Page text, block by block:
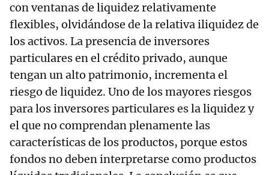
con ventanas de liquidez relativamente
flexibles, olvidándose de la relativa iliquidez de
los activos. La presencia de inversores
particulares en el crédito privado, aunque
tengan un alto patrimonio, incrementa el
riesgo de liquidez. Uno de los mayores riesgos
para los inversores particulares es la liquidez y
el que no comprendan plenamente las
características de los productos, porque estos
fondos no deben interpretarse como productos